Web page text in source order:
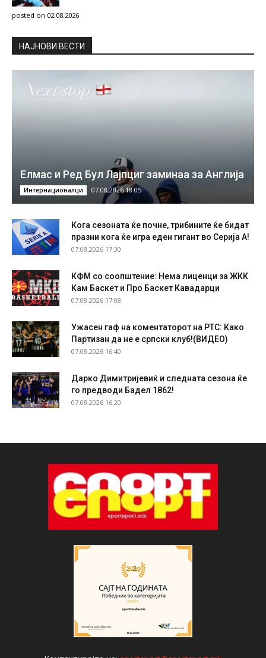
posted on 02.08.2026
НAЈНОВИ ВЕСТИ
Елмас и Ред Бул Лајпциг заминаа за Англија
Интернационалци 07.08.2026 18:05
Кога сезоната ќе почне, трибините ќе бидат
празни кога ќе игра еден гигант во Серија А!
07.08.2026 17:30
КФМ со соопштение: Нема лиценци за ЖКК
Кам Баскет и Про Баскет Кавадарци
07.08.2026 17:08
Ужасен гаф на коментаторот на РТС: Како
Партизан да не е српски клуб!(ВИДЕО)
07.08.2026 16:40
Дарко Димитријевиќ и следната сезона ќе
го предводи Бадел 1862!
07.08.2026 16:20